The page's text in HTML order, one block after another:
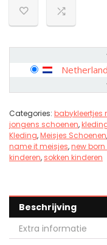
Categories: babykleertjes
jongens schoenen,
Kleding,Meisjes Schoenen,
name it meisjes,new
kinderen, sokken kinderen
Beschrijving
Extra informatie